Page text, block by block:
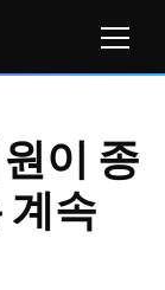
이 종
계속